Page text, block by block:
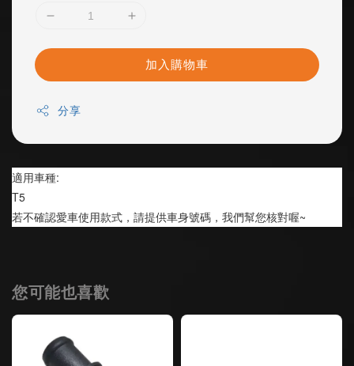
加入購物車
分享
適用車種:
T5
若不確認愛車使用款式，請提供車身號碼，我們幫您核對喔~
您可能也喜歡